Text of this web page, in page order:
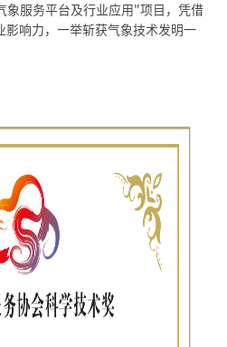
象服务平台及行业应用"项目，凭借
影响力，一举斩获气象技术发明一